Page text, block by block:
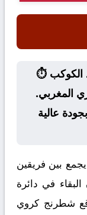
⏱️ بث مباشر اتحاد يعقوب المنصور ضد الكوكب
المغربي.
عالية
بين فريقين
في دائرة
شطرنج كروي